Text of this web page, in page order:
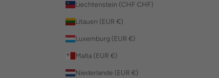
Liechtenstein (CHF CHF)
Litauen (EUR €)
Luxemburg (EUR €)
Malta (EUR €)
Niederlande (EUR €)